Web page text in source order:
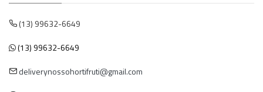
(13) 99632-6649
(13) 99632-6649
deliverynossohortifruti@gmail.com